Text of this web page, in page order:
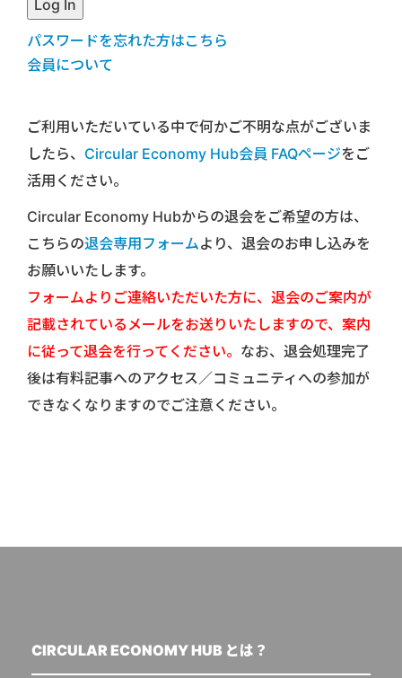
パスワードを忘れた方はこちら
会員について
ご利用いただいている中で何かご不明な点がございま
したら、 Circular Economy Hub会員 FAQページをご
活用ください。
Circular Economy Hubからの退会をご希望の方は、
こちらの退会専用フォームより、退会のお申し込みを
お願いいたします。
フォームよりご連絡いただいた方に、退会のご案内が
記載されているメールをお送りいたしますので、案内
に従って退会を行ってください。 なお、退会処理完了
後は有料記事へのアクセス／コミュニティへの参加が
できなくなりますのでご注意ください。
CIRCULAR ECONOMY HUB とは？